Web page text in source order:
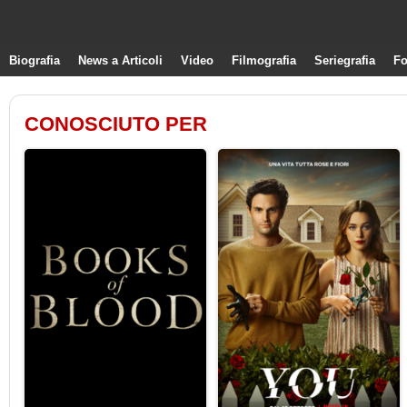
Biografia News a Articoli Video Filmografia Seriegrafia
CONOSCIUTO PER